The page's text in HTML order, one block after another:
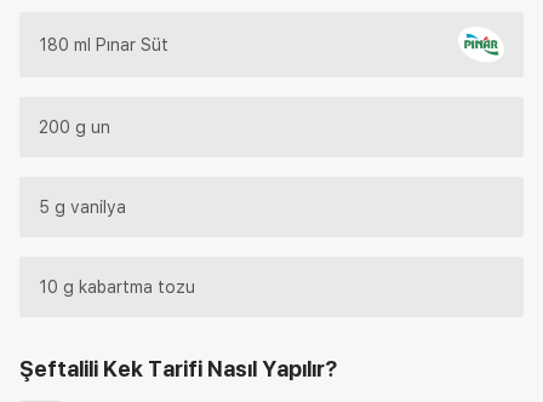
180 ml Pınar Süt
200 g un
5 g vanilya
10 g kabartma tozu
Şeftalili Kek Tarifi Nasıl Yapılır?